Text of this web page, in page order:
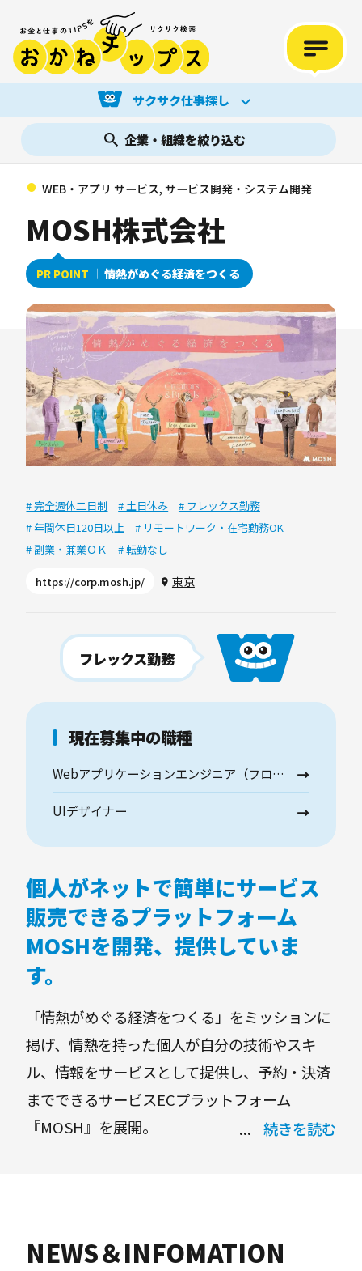
サクサク仕事探し
企業・組織を絞り込む
WEB・アプリ サービス, サービス開発・システム開発
MOSH株式会社
PR POINT 情熱がめぐる経済をつくる
# 完全週休二日制 # 土日休み
# フレックス勤務
# 年間休日120日以上
# リモートワーク・在宅勤務OK
# 副業・兼業ＯＫ
# 転勤なし
https://corp.mosh.jp/ 東京
フレックス勤務
現在募集中の職種
Webアプリケーションエンジニア（フロントエンド / サーバーサイド）
UIデザイナー
個人がネットで簡単にサービス
販売できるプラットフォーム
MOSHを開発、提供していま
す。
「情熱がめぐる経済をつくる」をミッションに
掲げ、情熱を持った個人が自分の技術やスキ
ル、情報をサービスとして提供し、予約・決済
までできるサービスECプラットフォーム
『MOSH』を展開。
続きを読む
NEWS＆INFOMATION